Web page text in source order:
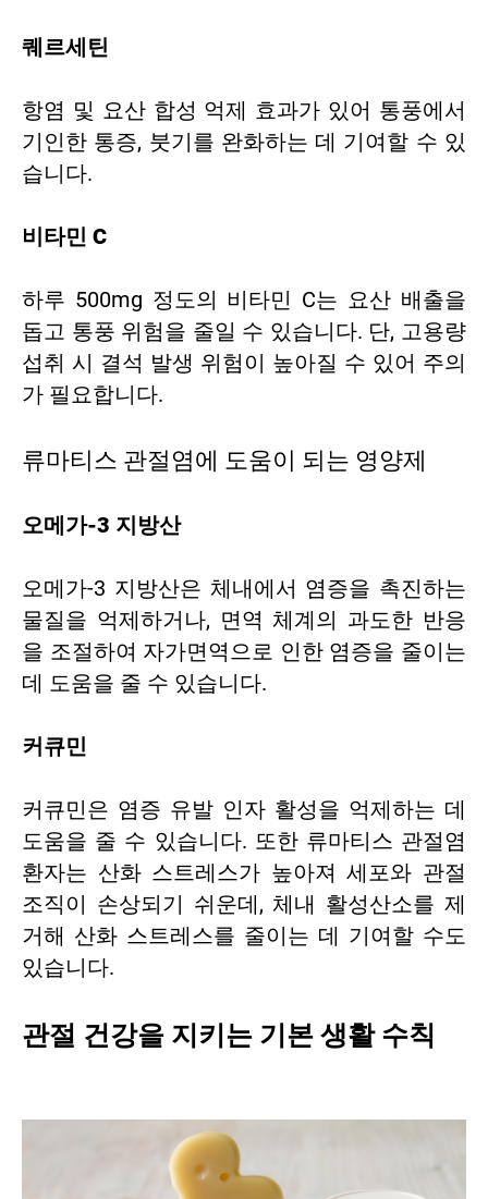
퀘르세틴
항염 및 요산 합성 억제 효과가 있어 통풍에서
기인한 통증, 붓기를 완화하는 데 기여할 수 있
습니다.
비타민 C
하루 500mg 정도의 비타민 C는 요산 배출을
돕고 통풍 위험을 줄일 수 있습니다. 단, 고용량
섭취 시 결석 발생 위험이 높아질 수 있어 주의
가 필요합니다.
류마티스 관절염에 도움이 되는 영양제
오메가-3 지방산
오메가-3 지방산은 체내에서 염증을 촉진하는
물질을 억제하거나, 면역 체계의 과도한 반응
을 조절하여 자가면역으로 인한 염증을 줄이는
데 도움을 줄 수 있습니다.
커큐민
커큐민은 염증 유발 인자 활성을 억제하는 데
도움을 줄 수 있습니다. 또한 류마티스 관절염
환자는 산화 스트레스가 높아져 세포와 관절
조직이 손상되기 쉬운데, 체내 활성산소를 제
거해 산화 스트레스를 줄이는 데 기여할 수도
있습니다.
관절 건강을 지키는 기본 생활 수칙